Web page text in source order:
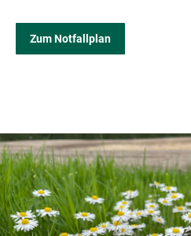
Zum Notfallplan